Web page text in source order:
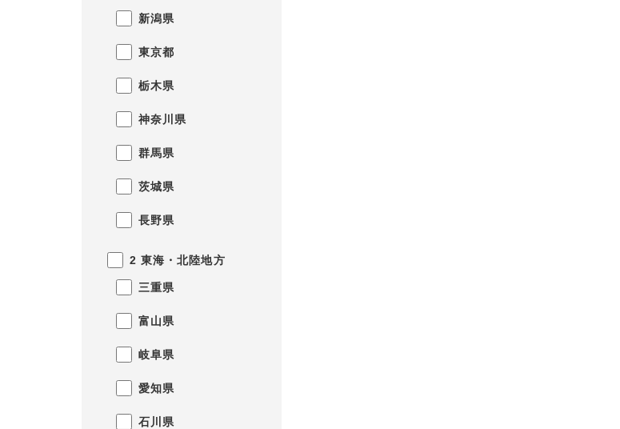
新潟県
東京都
栃木県
神奈川県
群馬県
茨城県
長野県
2 東海・北陸地方
三重県
富山県
岐阜県
愛知県
石川県